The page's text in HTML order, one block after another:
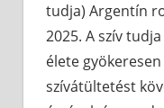
tudja) Argentín
2025. A szív
élete
szívátültetést